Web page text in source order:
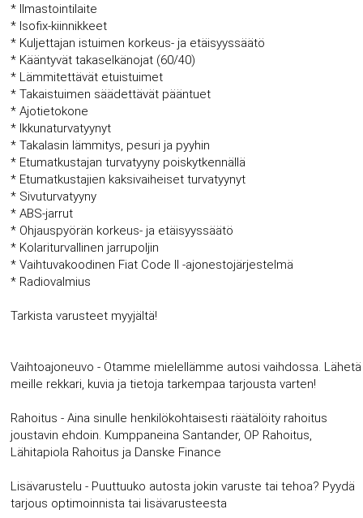
* Ilmastointilaite
* Isofix-kiinnikkeet
* Kuljettajan istuimen korkeus- ja etäisyyssäätö
* Kääntyvät takaselkänojat (60/40)
* Lämmitettävät etuistuimet
* Takaistuimen säädettävät pääntuet
* Ajotietokone
* Ikkunaturvatyynyt
* Takalasin lämmitys, pesuri ja pyyhin
* Etumatkustajan turvatyyny poiskytkennällä
* Etumatkustajien kaksivaiheiset turvatyynyt
* Sivuturvatyyny
* ABS-jarrut
* Ohjauspyörän korkeus- ja etäisyyssäätö
* Kolariturvallinen jarrupoljin
* Vaihtuvakoodinen Fiat Code II -ajonestojärjestelmä
* Radiovalmius
Tarkista varusteet myyjältä!
Vaihtoajoneuvo - Otamme mielellämme autosi vaihdossa. Lähetä
meille rekkari, kuvia ja tietoja tarkempaa tarjousta varten!
Rahoitus - Aina sinulle henkilökohtaisesti räätälöity rahoitus
joustavin ehdoin. Kumppaneina Santander, OP Rahoitus,
Lähitapiola Rahoitus ja Danske Finance
Lisävarustelu - Puuttuuko autosta jokin varuste tai tehoa? Pyydä
tarjous optimoinnista tai lisävarusteesta